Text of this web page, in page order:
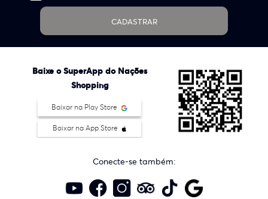
CADASTRAR
Baixe o SuperApp do Nações
Shopping
Baixar na Play Store
Baixar na App Store
Conecte-se também: